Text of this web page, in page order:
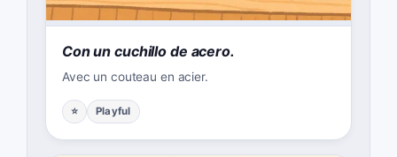
Con un cuchillo de acero.
Avec un couteau en acier.
⭐ Playful